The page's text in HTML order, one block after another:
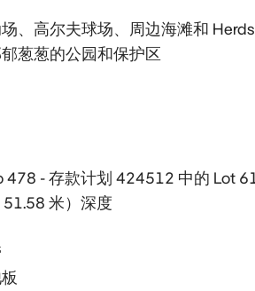
、高尔夫球场、周边海滩和
葱葱的公园和保护区
478 - 存款计划 424512 中的 Lot
米）深度